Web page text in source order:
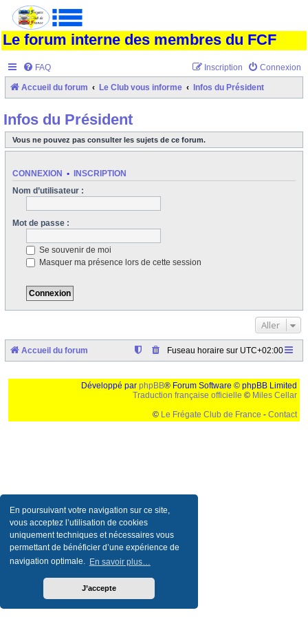
En poursuivant votre navigation sur ce site,
vous acceptez l’utilisation de cookies
uniquement techniques et nécessaires vous
permettant de bénéficier d’une expérience de
navigation optimale. En savoir plus…
J’accepte
Le forum interne des membres du FCF
FAQ Connexion
Inscription
Accueil du forum Le Club vous informe Infos du Président
Infos du Président
Vous ne pouvez pas consulter les sujets de ce forum.
CONNEXION • INSCRIPTION
Nom d’utilisateur :
Mot de passe :
Se souvenir de moi
Masquer ma présence lors de cette session
Aller
Accueil du forum Fuseau horaire sur UTC+02:00
Développé par phpBB® Forum Software © phpBB Limited
Traduction française officielle © Miles Cellar
© Le Frégate Club de France - Contact